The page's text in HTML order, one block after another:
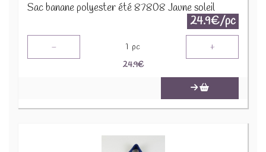
Sac banane polyester été 87808 Jaune soleil
24.9€/pc
- 1 pc +
24.9€